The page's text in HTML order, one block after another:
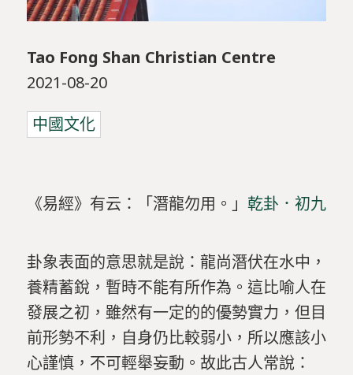
Tao Fong Shan Christian Centre
2021-08-20
中國文化
《易經》有云：「潛龍勿用。」 乾卦．初九
卦象表面的意思就是說：龍尚潛伏在水中，
養精蓄銳，暫時不能有所作為。這比喻人在
發展之初，雖然有一定的的優勢實力，但目
前形勢不利，自身仍比較弱小，所以應該小
心謹慎，不可輕舉妄動。故此古人常說：